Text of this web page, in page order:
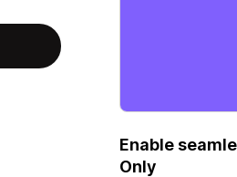
Enable
Only